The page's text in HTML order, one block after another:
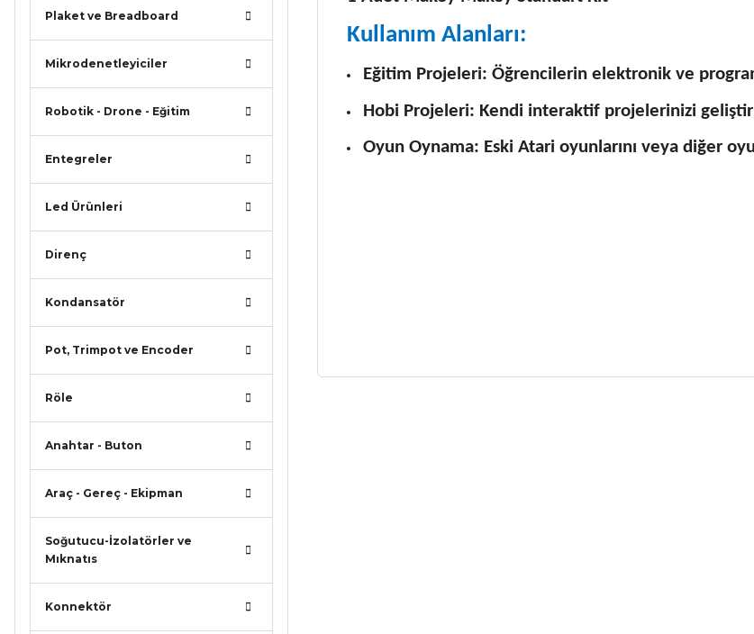
Plaket ve Breadboard
Mikrodenetleyiciler
Robotik - Drone - Eğitim
Entegreler
Led Ürünleri
Direnç
Kondansatör
Pot, Trimpot ve Encoder
Röle
Anahtar - Buton
Araç - Gereç - Ekipman
Soğutucu-İzolatörler ve
Mıknatıs
Konnektör
Kullanım Alanları:
Eğitim Projeleri: Öğrencilerin elektronik ve
Hobi Projeleri: Kendi interaktif projelerinizi
Oyun Oynama: Eski Atari oyunlarını veya diğer